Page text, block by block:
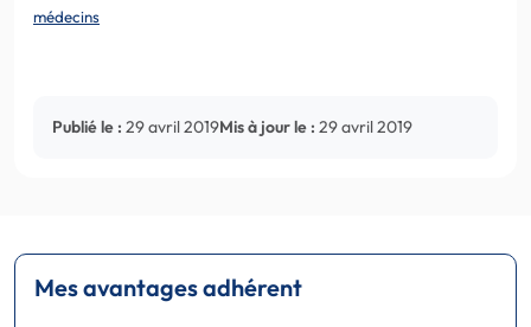
médecins
Publié le : 29 avril 2019Mis à jour le : 29 avril 2019
Mes avantages adhérent